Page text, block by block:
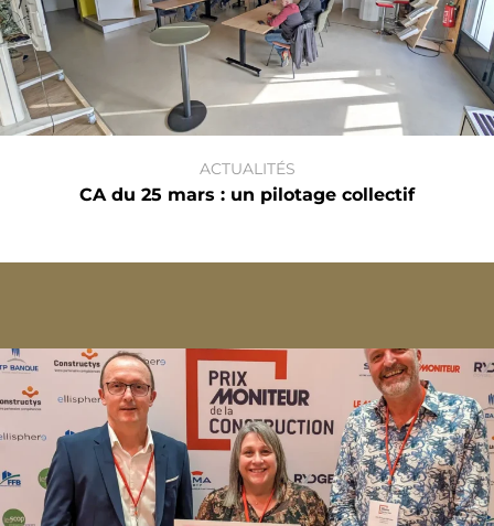
ACTUALITÉS
CA du 25 mars : un pilotage collectif